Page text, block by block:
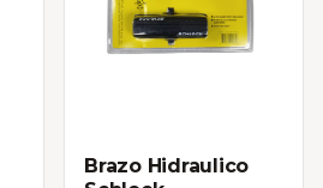
Brazo Hidraulico